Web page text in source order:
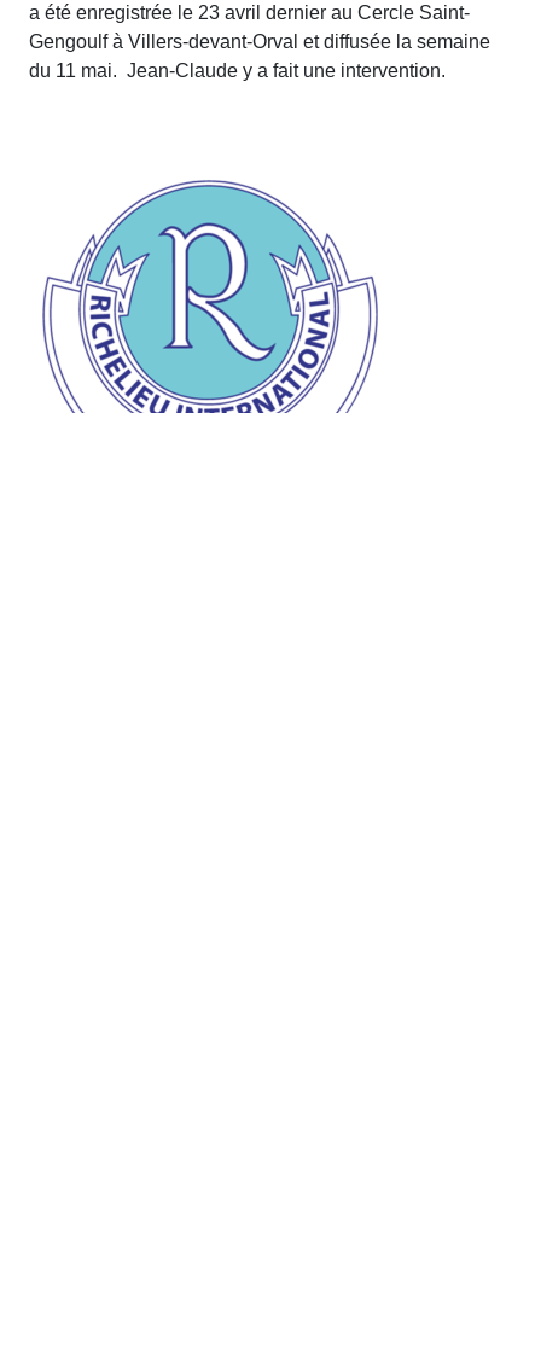
a été enregistrée le 23 avril dernier au Cercle Saint-
Gengoulf à Villers-devant-Orval et diffusée la semaine
du 11 mai. Jean-Claude y a fait une intervention.